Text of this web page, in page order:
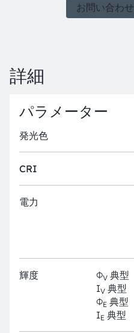
お問い合わせ
詳細
パラメーター
発光色
CRI
電力
輝度 ΦV 典型
IV 典型
ΦE 典型
IE 典型